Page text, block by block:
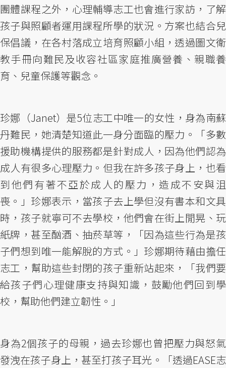
團體課程之外，心理輔導志工也會進行家訪，了解
孩子與照顧者運用課程所學的狀況。方案也結合兒
保倡議，在各村落成立培育照顧小組，透過圖文衛
教手冊向難民及收容社區家庭推廣營養、親職養
育、兒童保護等觀念。
珍娜（Janet）是5位志工中唯一的女性，身為南蘇
丹難民，她清楚知道此一身分面臨的壓力。「多數
援助機構提供的服務都是針對成人，因為他們認為
成人有很多心理壓力。但我在許多孩子身上，也看
到他們有著不亞於成人的壓力，造成不安與沮
喪。」珍娜表示，當孩子去上學但沒有書本和文具
時，孩子就寧可不去學校，他們會在街上閒晃、玩
紙牌，甚至酗酒、抽菸草等，「因為這些行為是孩
子們想到唯一能解脫的方式。」珍娜期待藉由擔任
志工，幫助這些封閉的孩子重新站起來，「我們要
給孩子們心理健康支持與知識，鼓勵他們回到學
校，幫助他們建立韌性。」
身為2個孩子的母親，過去珍娜也曾把壓力與怒氣
發洩在孩子身上，甚至打孩子耳光。「透過EASE志